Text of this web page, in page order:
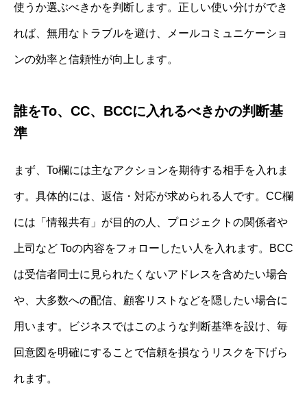
使うか選ぶべきかを判断します。正しい使い分けができ
れば、無用なトラブルを避け、メールコミュニケーショ
ンの効率と信頼性が向上します。
誰をTo、CC、BCCに入れるべきかの判断基
準
まず、To欄には主なアクションを期待する相手を入れま
す。具体的には、返信・対応が求められる人です。CC欄
には「情報共有」が目的の人、プロジェクトの関係者や
上司など Toの内容をフォローしたい人を入れます。BCC
は受信者同士に見られたくないアドレスを含めたい場合
や、大多数への配信、顧客リストなどを隠したい場合に
用います。ビジネスではこのような判断基準を設け、毎
回意図を明確にすることで信頼を損なうリスクを下げら
れます。